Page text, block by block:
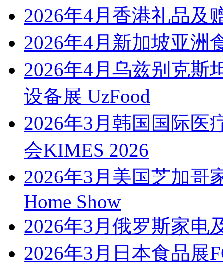
2026年4月香港礼品及
2026年4月新加坡亚洲
2026年4月乌兹别克斯
设备展 UzFood
2026年3月韩国国际医
会KIMES 2026
2026年3月美国芝加哥
Home Show
2026年3月俄罗斯家电
2026年3月日本食品展